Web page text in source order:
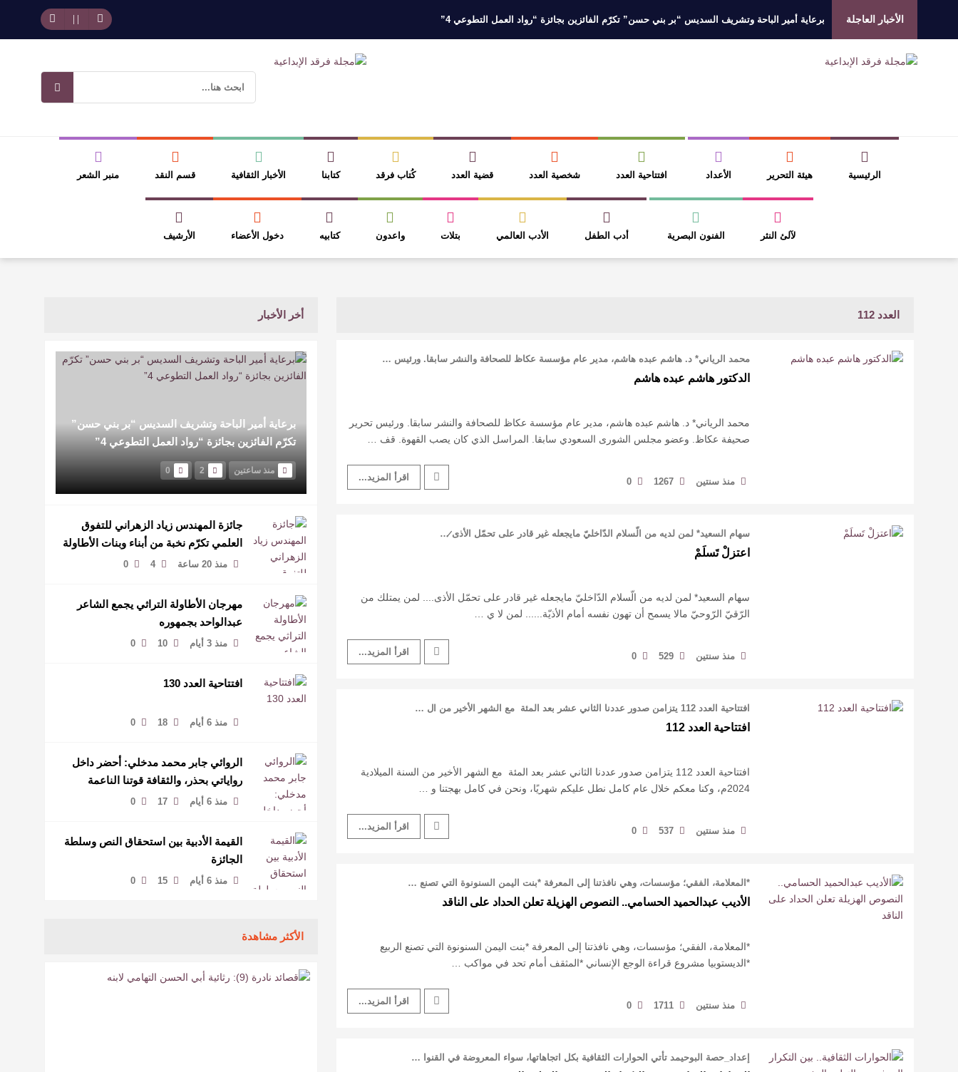
الأخبار العاجلة برعاية أمير الباحة وتشريف السديس “بر بني حسن” تكرّم الفائزين بجائزة “رواد العمل التطوعي 4”
مهرجان الأطاولة التراثي يجمع الشاعر عبدالواحد بجمهوره
​ اللون الأحمر وشاح سردية الأدب وسر رمزية النصوص آليات البناء الاستهلالي في رواية : ( على كف رتويت ) للدكتورة زينب الخضيري
الرئيسية هيئة التحرير الأعداد افتتاحية العدد شخصية العدد قضية العدد كُتاب فرقد كتابنا الأخبار الثقافية قسم النقد منبر الشعر
لآلئ النثر الفنون البصرية أدب الطفل الأدب العالمي بتلات واعدون كتابيه دخول الأعضاء الأرشيف
أخر الأخبار
برعاية أمير الباحة وتشريف السديس “بر بني حسن”
تكرّم الفائزين بجائزة “رواد العمل التطوعي 4”
منذ ساعتين 2
0
جائزة المهندس زياد الزهراني للتفوق
العلمي تكرّم نخبة من أبناء وبنات الأطاولة
منذ 20 ساعة 4
0
مهرجان الأطاولة التراثي يجمع الشاعر
عبدالواحد بجمهوره
منذ 3 أيام 10
0
افتتاحية العدد 130
منذ 6 أيام 18
0
الروائي جابر محمد مدخلي: أحضر داخل
رواياتي بحذر، والثقافة قوتنا الناعمة
لمخاطبة العالم.
منذ 6 أيام 17
0
القيمة الأدبية بين استحقاق النص وسلطة
الجائزة
منذ 6 أيام 15
0
الأكثر مشاهدة
العدد 112
محمد الرياني* د. هاشم عبده هاشم، مدير عام مؤسسة عكاظ للصحافة والنشر سابقا. ورئيس …
الدكتور هاشم عبده هاشم
محمد الرياني* د. هاشم عبده هاشم، مدير عام مؤسسة عكاظ للصحافة والنشر سابقا. ورئيس تحرير
صحيفة عكاظ. وعضو مجلس الشورى السعودي سابقا. المراسل الذي كان يصب القهوة. قف …
منذ سنتين 1267
0 اقرأ المزيد...
سهام السعيد* لمن لديه من الّسلام الدّاخليّ مايجعله غير قادر على تحمّل الأذى̷ …
اعتزلْ تَسلَمْ
سهام السعيد* لمن لديه من الّسلام الدّاخليّ مايجعله غير قادر على تحمّل الأذى.... لمن يمتلك من
الرّقيّ الرّوحيّ مالا يسمح أن تهون نفسه أمام الأذيّة...... لمن لا ي …
منذ سنتين 529
0 اقرأ المزيد...
افتتاحية العدد 112 يتزامن صدور عددنا الثاني عشر بعد المئة مع الشهر الأخير من ال …
افتتاحية العدد 112
افتتاحية العدد 112 يتزامن صدور عددنا الثاني عشر بعد المئة مع الشهر الأخير من السنة الميلادية
2024م، وكنا معكم خلال عام كامل نطل عليكم شهريًا، ونحن في كامل بهجتنا و …
منذ سنتين 537
0 اقرأ المزيد...
*المعلامة، الفقي؛ مؤسسات، وهي نافذتنا إلى المعرفة *بنت اليمن السنونوة التي تصنع …
الأديب عبدالحميد الحسامي.. النصوص الهزيلة تعلن الحداد على الناقد
*المعلامة، الفقي؛ مؤسسات، وهي نافذتنا إلى المعرفة *بنت اليمن السنونوة التي تصنع الربيع
*الديستوبيا مشروع قراءة الوجع الإنساني *المثقف أمام تحد في مواكب …
منذ سنتين 1711
0 اقرأ المزيد...
إعداد_حصة البوحيمد تأتي الحوارات الثقافية بكل اتجاهاتها، سواء المعروضة في القنوا …